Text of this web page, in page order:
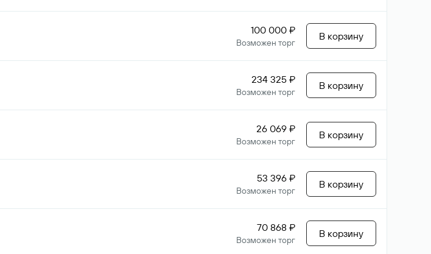
100 000 ₽
Возможен торг
В корзину
234 325 ₽
Возможен торг
В корзину
26 069 ₽
Возможен торг
В корзину
53 396 ₽
Возможен торг
В корзину
70 868 ₽
Возможен торг
В корзину